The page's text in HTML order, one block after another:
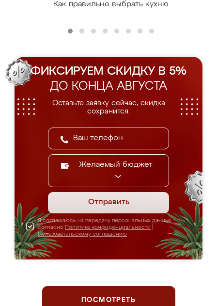
Как правильно выбрать кухню
ФИКСИРУЕМ СКИДКУ В 5%
ДО КОНЦА АВГУСТА
Оставьте заявку сейчас, скидка
сохранится.
Желаемый бюджет
Отправить
Я соглашаюсь на передачу персональных данных
согласно Политике конфиденциальности
Пользовательскому соглашению
ПОСМОТРЕТЬ